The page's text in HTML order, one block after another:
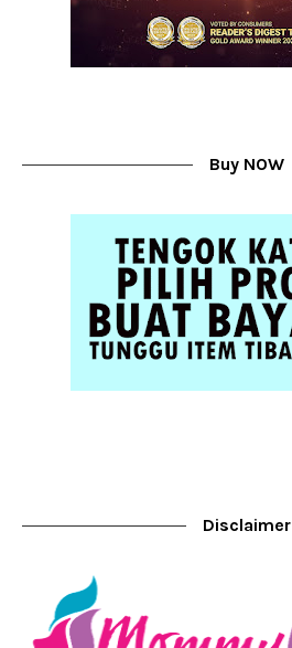
Buy NOW
Disclaimer